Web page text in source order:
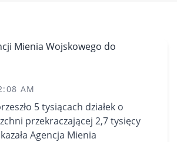
AM
5 tysiącach działek o
przekraczającej 2,7 tysięcy
Agencja Mienia